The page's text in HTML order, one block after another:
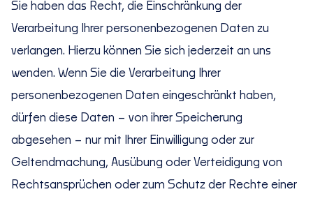
Sie haben das Recht, die Einschränkung der
Verarbeitung Ihrer personenbezogenen Daten zu
verlangen. Hierzu können Sie sich jederzeit an uns
wenden. Wenn Sie die Verarbeitung Ihrer
personenbezogenen Daten eingeschränkt haben,
dürfen diese Daten – von ihrer Speicherung
abgesehen – nur mit Ihrer Einwilligung oder zur
Geltendmachung, Ausübung oder Verteidigung von
Rechtsansprüchen oder zum Schutz der Rechte einer